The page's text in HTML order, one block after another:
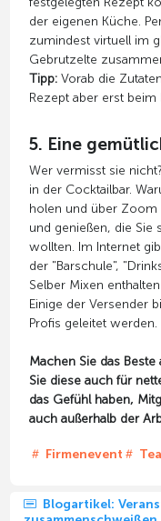
der eigenen Küche.
zumindest virtuell im
Gebrutzelte
Tipp:Vorab die
Rezept aber erst beim
5. Eine
Wer vermisst sie
in der Cocktailbar.
holen und über Zoom
und genießen, die
wollten. Im Internet
der "Barschule",
Selber Mixen
Einige der Versender
Profis geleitet werden.
Machen Sie das
Sie diese auch für
das Gefühl haben,
auch außerhalb der
Firmenevent
Blogartikel: